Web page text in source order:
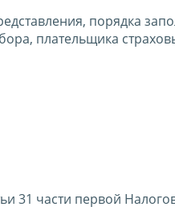
порядка
плательщика
31 части первой